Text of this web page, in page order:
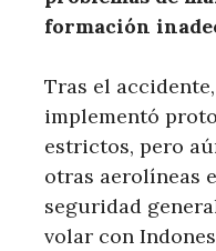
formación
Tras el
implementó
estrictos, pero
otras aerolíneas
seguridad
volar con